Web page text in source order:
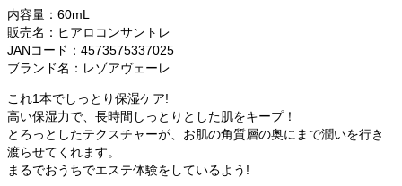
内容量：60mL
販売名：ヒアロコンサントレ
JANコード：4573575337025
ブランド名：レゾアヴェーレ
これ1本でしっとり保湿ケア!
高い保湿力で、長時間しっとりとした肌をキープ！
とろっとしたテクスチャーが、お肌の角質層の奥にまで潤いを行き
渡らせてくれます。
まるでおうちでエステ体験をしているよう!